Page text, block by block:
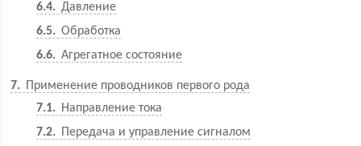
6.4
Давление
6.5
Обработка
6.6
Агрегатное состояние
7
Применение проводников первого рода
7.1
Направление тока
7.2
Передача и управление сигналом